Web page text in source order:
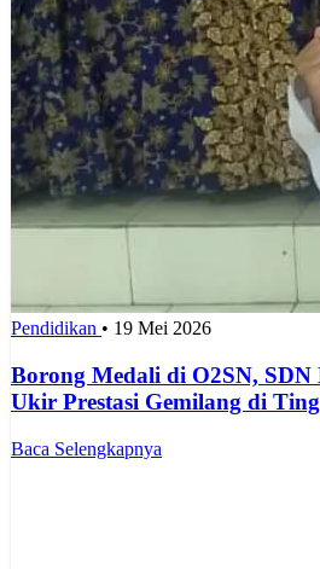
Pendidikan • 19 Mei 2026
Borong Medali di O2SN,
Ukir Prestasi Gemilang di
Baca Selengkapnya